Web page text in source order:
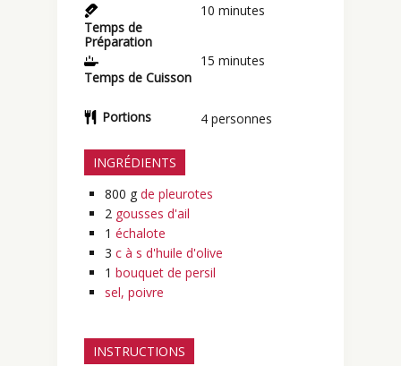
Temps de
Préparation
10 minutes
Temps de Cuisson
15 minutes
Portions 4 personnes
INGRÉDIENTS
800 g de pleurotes
2 gousses d'ail
1 échalote
3 c à s d'huile d'olive
1 bouquet de persil
sel, poivre
INSTRUCTIONS